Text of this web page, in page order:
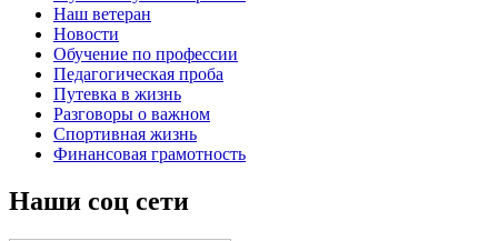
Наш ветеран
Новости
Обучение по профессии
Педагогическая проба
Путевка в жизнь
Разговоры о важном
Спортивная жизнь
Финансовая грамотность
Наши соц сети